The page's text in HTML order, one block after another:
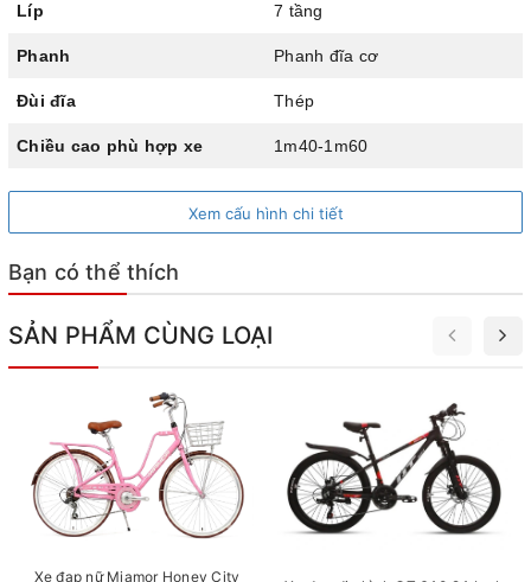
Khung thép khỏe khoắn, ghi đông ngang thể thao và tư thế
Bộ truyền động 21 tốc độ linh hoạt
QT 140 21S được trang bị bộ truyền động 3x7 - 21 tốc độ,
giúp người dùng dễ dàng lựa chọn tỷ số truyền phù hợp
với từng điều kiện vận hành. Cấu hình gồm đùi đĩa 3 tầng
phía trước và líp 7 tầng phía sau hỗ trợ đạp nhẹ hơn khi
Líp 7 tầng
Phanh Phanh đĩa cơ
Đùi đĩa Thép
Chiều cao phù hợp xe 1m40-1m60
Xem cấu hình chi tiết
Bạn có thể thích
SẢN PHẨM CÙNG LOẠI
Xe đạp nữ Miamor Honey City